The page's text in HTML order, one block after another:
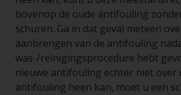
bovenop de oude antifouling
schuren. Ga in dat geval meteen
aanbrengen van de antifouling
was-/reinigingsprocedure hebt
nieuwe antifouling echter niet over
antifouling heen kan, moet u een